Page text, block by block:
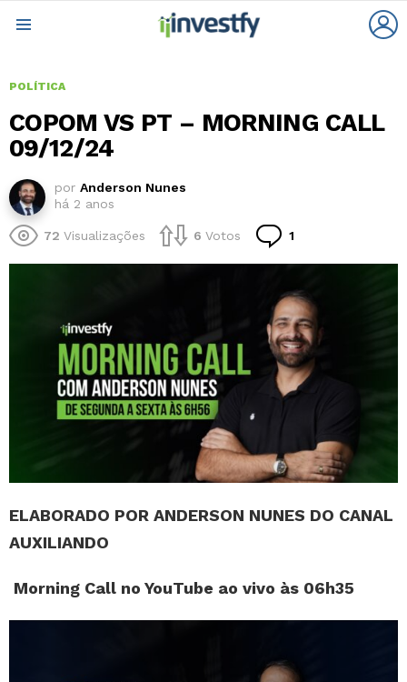
POLÍTICA
COPOM VS PT – MORNING CALL
09/12/24
por Anderson Nunes
há 2 anos
72 Visualizações 6 Votos 1
ELABORADO POR ANDERSON NUNES DO CANAL
AUXILIANDO
Morning Call no YouTube ao vivo às 06h35